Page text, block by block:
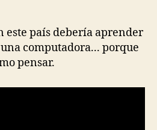
este país debería aprender
computadora... porque
pensar.